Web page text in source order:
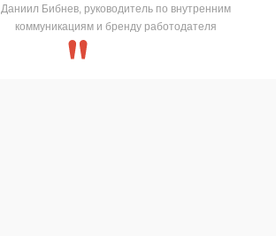
Даниил Бибнев, руководитель по внутренним
коммуникациям и бренду работодателя